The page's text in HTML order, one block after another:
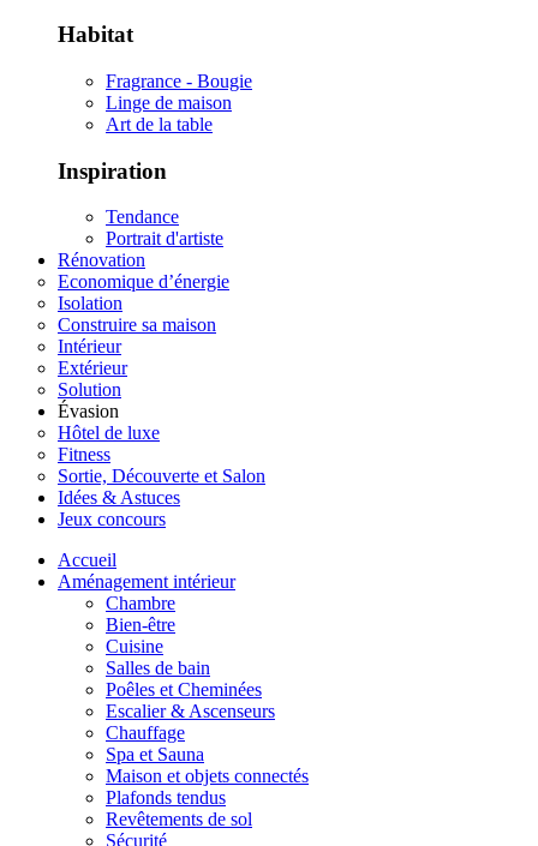
Habitat
Fragrance - Bougie
Linge de maison
Art de la table
Inspiration
Tendance
Portrait d'artiste
Rénovation
Economique d’énergie
Isolation
Construire sa maison
Intérieur
Extérieur
Solution
Évasion
Hôtel de luxe
Fitness
Sortie, Découverte et Salon
Idées & Astuces
Jeux concours
Accueil
Aménagement intérieur
Chambre
Bien-être
Cuisine
Salles de bain
Poêles et Cheminées
Escalier & Ascenseurs
Chauffage
Spa et Sauna
Maison et objets connectés
Plafonds tendus
Revêtements de sol
Sécurité